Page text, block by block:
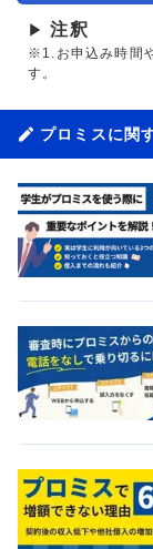
▶ 注釈
※1.お申込み時間
す。
プロミスに関